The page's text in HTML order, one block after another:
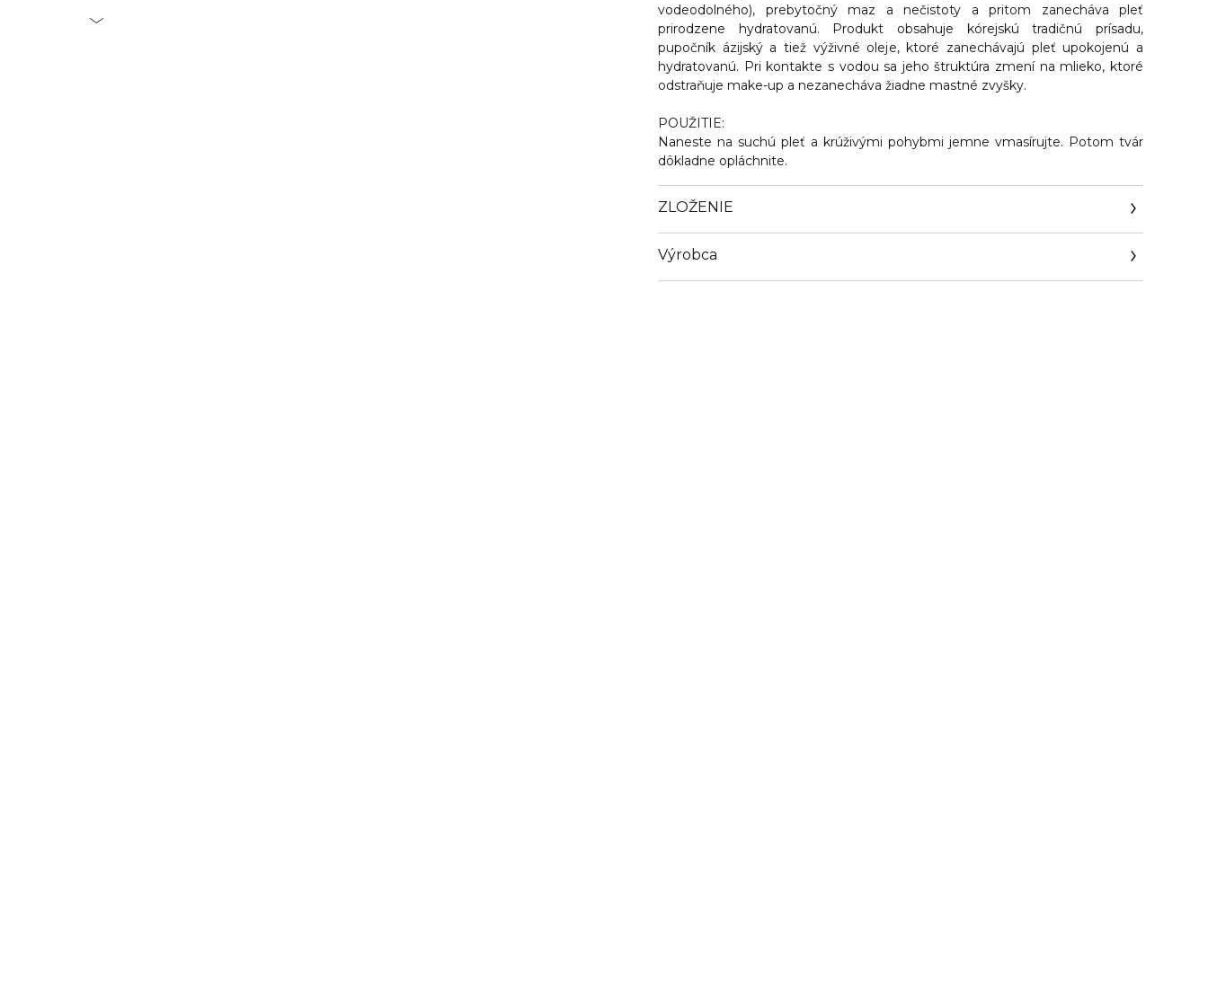
vodeodolného), prebytočný maz a nečistoty a pritom zanecháva pleť
prirodzene hydratovanú. Produkt obsahuje kórejskú tradičnú prísadu,
pupočník ázijský a tiež výživné oleje, ktoré zanechávajú pleť upokojenú a
hydratovanú. Pri kontakte s vodou sa jeho štruktúra zmení na mlieko, ktoré
odstraňuje make-up a nezanecháva žiadne mastné zvyšky.
POUŽITIE:
Naneste na suchú pleť a krúživými pohybmi jemne vmasírujte. Potom tvár
dôkladne opláchnite.
ZLOŽENIE
Výrobca